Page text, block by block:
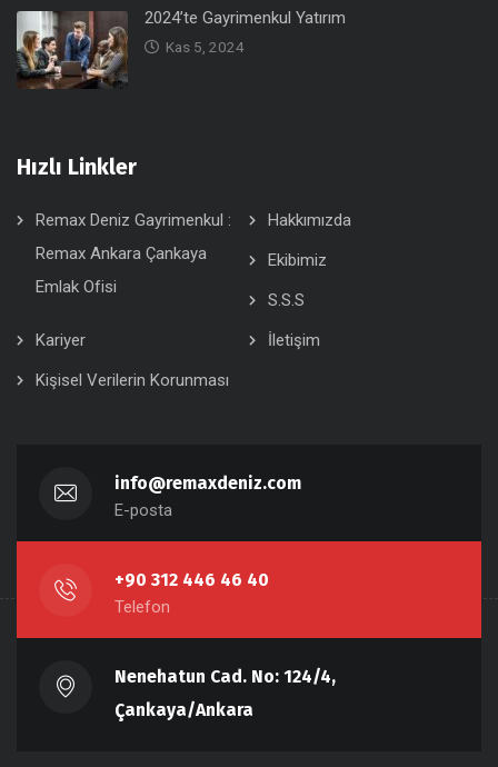
2024’te Gayrimenkul Yatırım
Kas 5, 2024
Hızlı Linkler
Remax Deniz Gayrimenkul :
Remax Ankara Çankaya
Emlak Ofisi
Hakkımızda
Ekibimiz
S.S.S
Kariyer
İletişim
Kişisel Verilerin Korunması
info@remaxdeniz.com
E-posta
+90 312 446 46 40
Telefon
Nenehatun Cad. No: 124/4,
Çankaya/Ankara